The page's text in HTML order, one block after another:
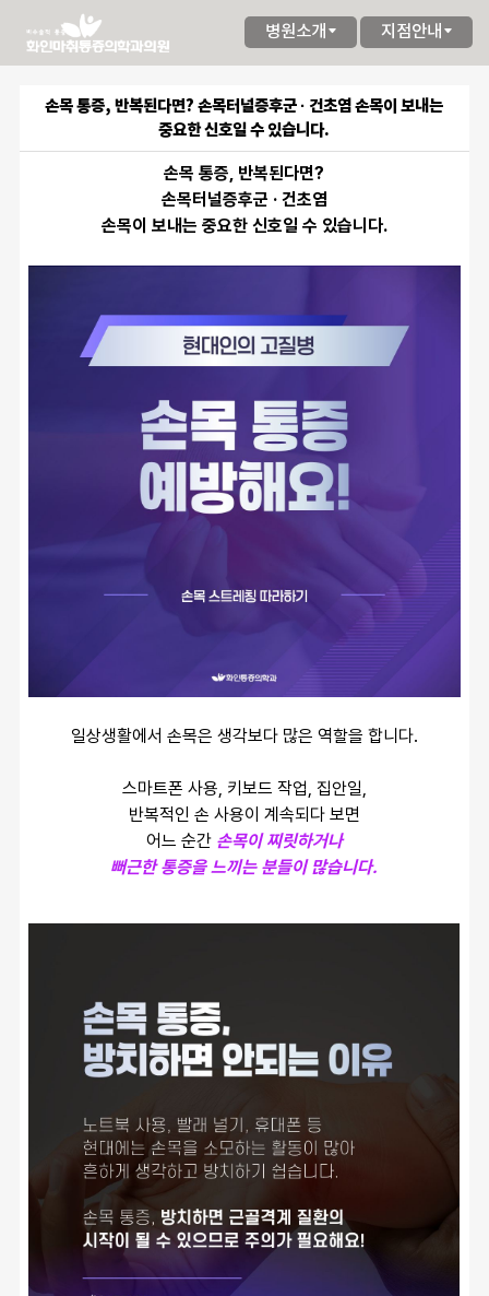
병원소개 지점안내
손목 통증, 반복된다면? 손목터널증후군 · 건초염 손목이 보내는
중요한 신호일 수 있습니다.
손목 통증, 반복된다면?
손목터널증후군 · 건초염
손목이 보내는 중요한 신호일 수 있습니다.
일상생활에서 손목은 생각보다 많은 역할을 합니다.
스마트폰 사용, 키보드 작업, 집안일,
반복적인 손 사용이 계속되다 보면
어느 순간 손목이 찌릿하거나
뻐근한 통증을 느끼는 분들이 많습니다.